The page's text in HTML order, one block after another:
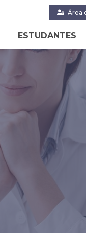
Área
ESTUDANTES